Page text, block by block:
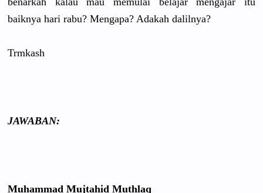
baiknya hari rabu? Mengapa? Adakah dalilnya?
Trmkash
JAWABAN:
Muhammad Mujtahid Muthlaq